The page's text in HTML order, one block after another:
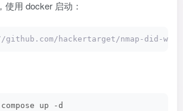
使用 docker 启动：
github.com/hackertarget/nmap-did-
up -d